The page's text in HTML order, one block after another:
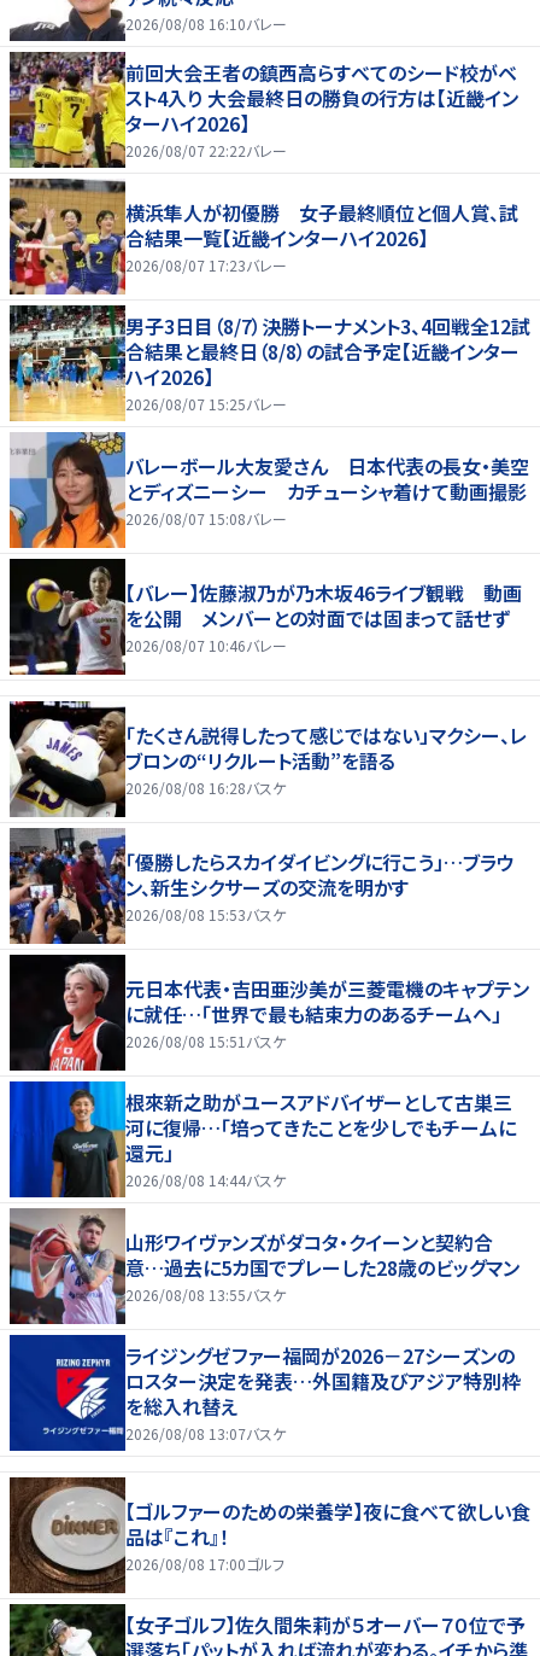
2026/08/08 16:10バレー
前回大会王者の鎮西高らすべてのシード校がベ
スト4入り 大会最終日の勝負の行方は【近畿イン
ターハイ2026】
2026/08/07 22:22バレー
横浜隼人が初優勝 女子最終順位と個人賞、試
合結果一覧【近畿インターハイ2026】
2026/08/07 17:23バレー
男子3日目（8/7）決勝トーナメント3、4回戦全12試
合結果と最終日（8/8）の試合予定【近畿インター
ハイ2026】
2026/08/07 15:25バレー
バレーボール大友愛さん 日本代表の長女・美空
とディズニーシー カチューシャ着けて動画撮影
2026/08/07 15:08バレー
【バレー】佐藤淑乃が乃木坂46ライブ観戦 動画
を公開 メンバーとの対面では固まって話せず
2026/08/07 10:46バレー
「たくさん説得したって感じではない」マクシー、レ
ブロンの“リクルート活動”を語る
2026/08/08 16:28バスケ
「優勝したらスカイダイビングに行こう」…ブラウ
ン、新生シクサーズの交流を明かす
2026/08/08 15:53バスケ
元日本代表・吉田亜沙美が三菱電機のキャプテン
に就任…「世界で最も結束力のあるチームへ」
2026/08/08 15:51 バスケ
根來新之助がユースアドバイザーとして古巣三
河に復帰…「培ってきたことを少しでもチームに
還元」
2026/08/08 14:44バスケ
山形ワイヴァンズがダコタ・クイーンと契約合
意…過去に5カ国でプレーした28歳のビッグマン
2026/08/08 13:55バスケ
ライジングゼファー福岡が2026－27シーズンの
ロスター決定を発表…外国籍及びアジア特別枠
を総入れ替え
2026/08/08 13:07バスケ
【ゴルファーのための栄養学】夜に食べて欲しい食
品は『これ』！
2026/08/08 17:00ゴルフ
【女子ゴルフ】佐久間朱莉が５オーバー７０位で予
選落ち「パットが入れば流れが変わる。イチから準